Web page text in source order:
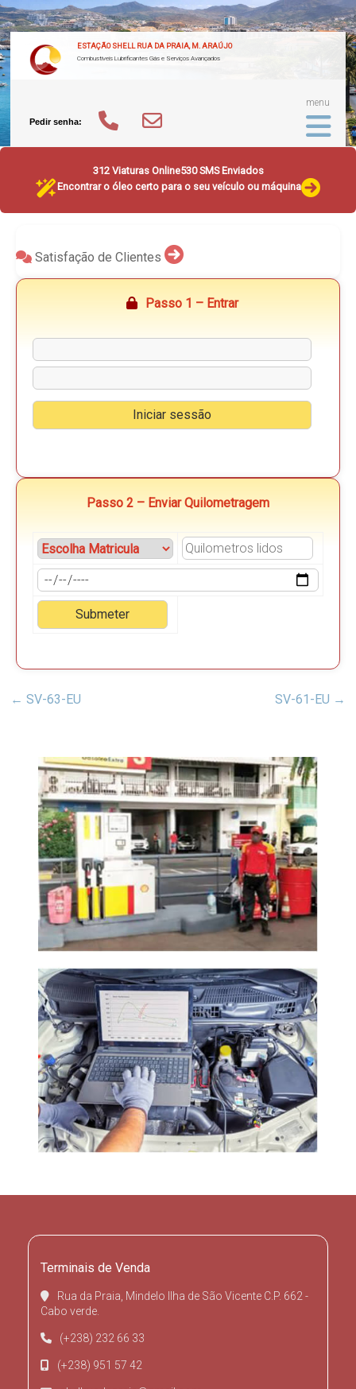
ESTAÇÃO SHELL RUA DA PRAIA, M. ARAÚJO
Combustíveis Lubrificantes Gás e Serviços Avançados
menu
Pedir senha:
312 Viaturas Online530 SMS Enviados
Encontrar o óleo certo para o seu veículo ou máquina
Satisfação de Clientes
Passo 1 – Entrar
Passo 2 – Enviar Quilometragem
← SV-63-EU SV-61-EU →
Terminais de Venda
Rua da Praia, Mindelo Ilha de São Vicente C.P. 662 -
Cabo verde.
(+238) 232 66 33
(+238) 951 57 42